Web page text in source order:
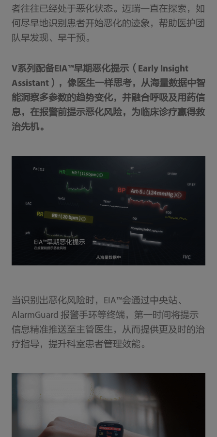
者往往已经处于恶化状态。迈瑞一直在探索，如
何尽早地识别患者开始恶化的迹象，帮助医护团
队早发现、早干预。
V系列配备EIA™早期恶化提示（Early Insight
Assistant），像医生一样思考，从海量数据中智
能洞察多参数的趋势变化，并融合呼吸及用药信
息，在报警前提示恶化风险，为临床诊疗赢得救
治先机。
当识别出恶化风险时，EIA™会通过中央站、
AlarmGuard 报警手环等终端，第一时间将提示
信息精准推送至主管医生，从而提供更及时的治
疗指导，提升科室患者管理效能。